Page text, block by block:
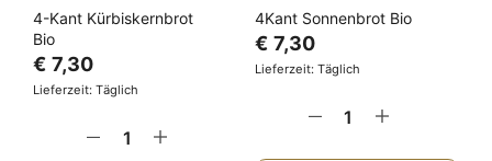
4-Kant Kürbiskernbrot
Bio
€ 7,30
Lieferzeit: Täglich
4Kant Sonnenbrot Bio
€ 7,30
Lieferzeit: Täglich